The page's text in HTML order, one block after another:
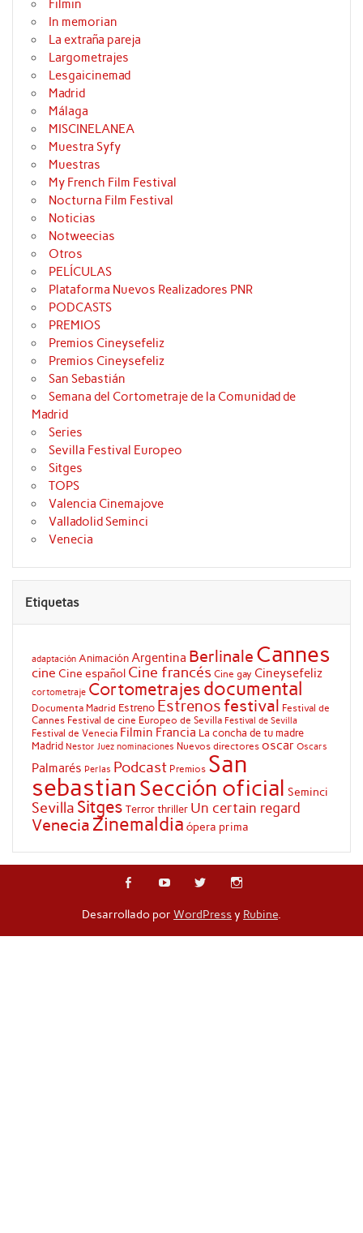
Filmin
In memorian
La extraña pareja
Largometrajes
Lesgaicinemad
Madrid
Málaga
MISCINELANEA
Muestra Syfy
Muestras
My French Film Festival
Nocturna Film Festival
Noticias
Notweecias
Otros
PELÍCULAS
Plataforma Nuevos Realizadores PNR
PODCASTS
PREMIOS
Premios Cineysefeliz
Premios Cineysefeliz
San Sebastián
Semana del Cortometraje de la Comunidad de
Madrid
Series
Sevilla Festival Europeo
Sitges
TOPS
Valencia Cinemajove
Valladolid Seminci
Venecia
Etiquetas
adaptación Animación Argentina Berlinale Cannes
cine Cine español Cine francés Cine gay Cineysefeliz
cortometraje Cortometrajes documental
Documenta Madrid Estreno Estrenos festival Festival de
Cannes Festival de cine Europeo de Sevilla Festival de Sevilla
Festival de Venecia Filmin Francia La concha de tu madre
Madrid Nestor Juez nominaciones Nuevos directores oscar Oscars
Palmarés Perlas Podcast Premios San
sebastianSección oficial Seminci
Sevilla Sitges Terrorthriller Un certain regard
Venecia Zinemaldia ópera prima
Desarrollado por WordPressy Rubine.